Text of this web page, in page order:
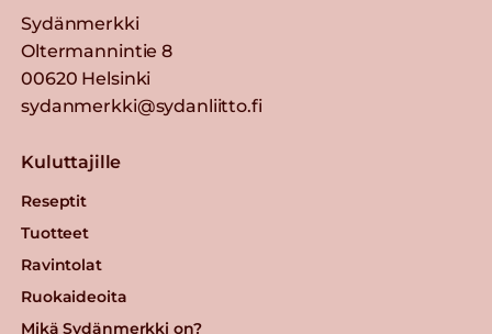
Sydänmerkki
Oltermannintie 8
00620 Helsinki
sydanmerkki@sydanliitto.fi
Kuluttajille
Reseptit
Tuotteet
Ravintolat
Ruokaideoita
Mikä Sydänmerkki on?